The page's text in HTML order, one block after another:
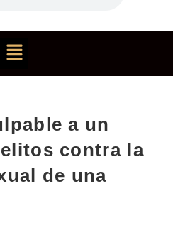
a un
contra la
de una